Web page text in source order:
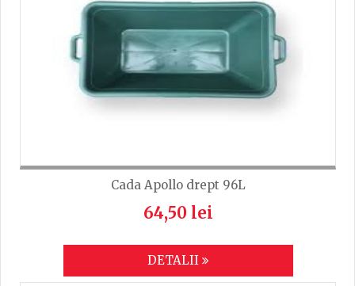
Cada Apollo drept 96L
64,50 lei
DETALII